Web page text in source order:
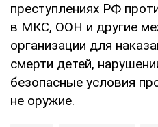
преступлениях РФ
в МКС, ООН и другие
организации для
смерти детей,
безопасные условия
не оружие.